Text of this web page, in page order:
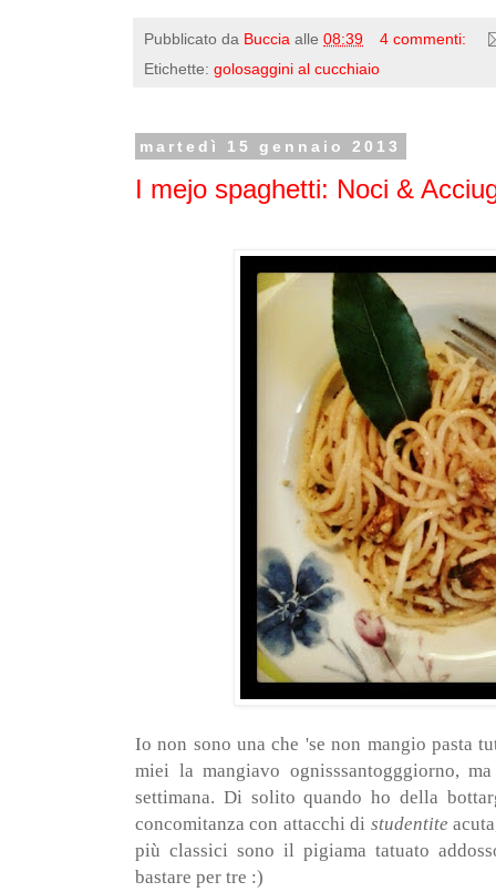
Pubblicato da Buccia alle 08:39
4 commenti:
Etichette: golosaggini al cucchiaio
martedì 15 gennaio 2013
I mejo spaghetti: Noci &
Io non sono una che 'se non mangio pasta
miei la mangiavo ognisssantogggiorno,
settimana. Di solito quando ho della
concomitanza con attacchi di studentite
più classici sono il pigiama tatuato
bastare per tre :)